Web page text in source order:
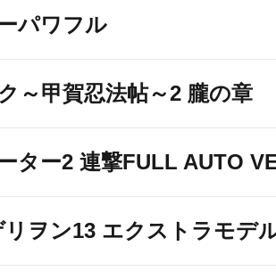
パワフル
～甲賀忍法帖～2 朧の章
ター2 連撃FULL AUTO
ヲン13 エクストラモデ